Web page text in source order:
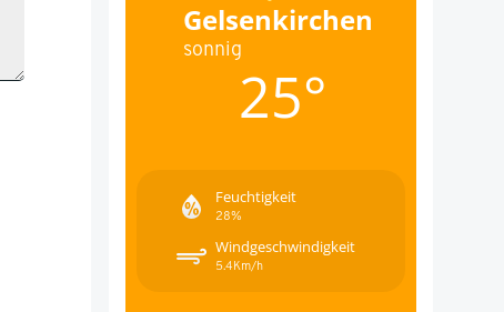
Gelsenkirchen
sonnig
25°
Feuchtigkeit
28%
Windgeschwindigkeit
5.4Km/h